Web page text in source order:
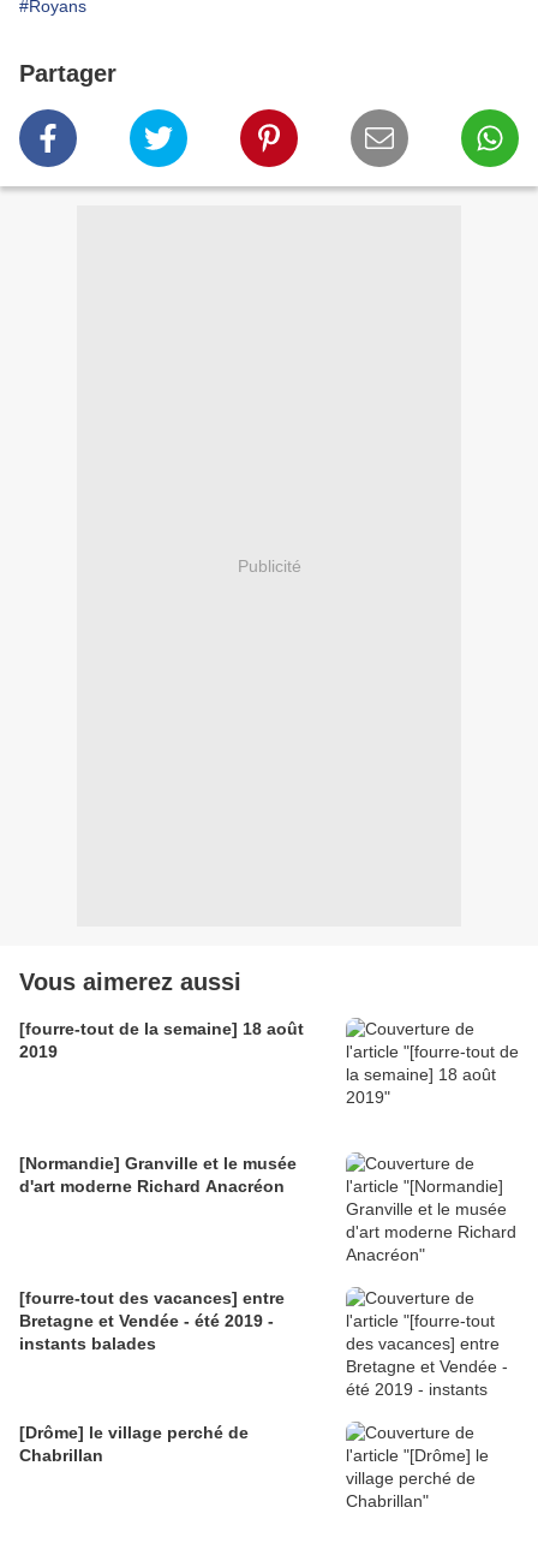
#Royans
Partager
Publicité
Vous aimerez aussi
[fourre-tout de la semaine] 18 août
2019
[Normandie] Granville et le musée
d'art moderne Richard Anacréon
[fourre-tout des vacances] entre
Bretagne et Vendée - été 2019 -
instants balades
[Drôme] le village perché de
Chabrillan